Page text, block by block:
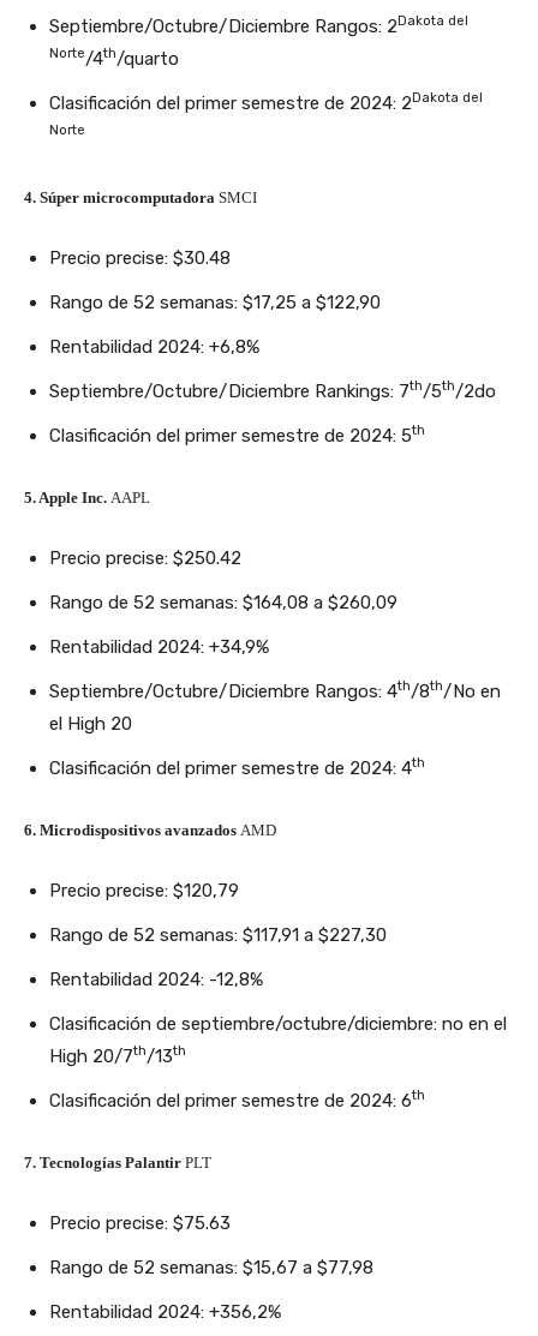
Septiembre/Octubre/Diciembre Rangos: 2Dakota del
Norte/4th/quarto
Clasificación del primer semestre de 2024: 2Dakota del
Norte
4. Súper microcomputadora SMCI
Precio precise: $30.48
Rango de 52 semanas: $17,25 a $122,90
Rentabilidad 2024: +6,8%
Septiembre/Octubre/Diciembre Rankings: 7th/5th/2do
Clasificación del primer semestre de 2024: 5th
5. Apple Inc. AAPL
Precio precise: $250.42
Rango de 52 semanas: $164,08 a $260,09
Rentabilidad 2024: +34,9%
Septiembre/Octubre/Diciembre Rangos: 4th/8th/No en
el High 20
Clasificación del primer semestre de 2024: 4th
6. Microdispositivos avanzados AMD
Precio precise: $120,79
Rango de 52 semanas: $117,91 a $227,30
Rentabilidad 2024: -12,8%
Clasificación de septiembre/octubre/diciembre: no en el
High 20/7th/13th
Clasificación del primer semestre de 2024: 6th
7. Tecnologías Palantir PLT
Precio precise: $75.63
Rango de 52 semanas: $15,67 a $77,98
Rentabilidad 2024: +356,2%